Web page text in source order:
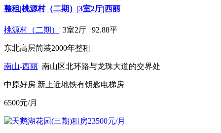
整租|桃源村（二期）|3室2厅|西丽
桃源村（二期） | 3室2厅 | 92.88平
东北高层简装2000年整租
南山-西丽 南山区北环路与龙珠大道的交界处
中原好房 新上近地铁有钥匙电梯房
6500元/月